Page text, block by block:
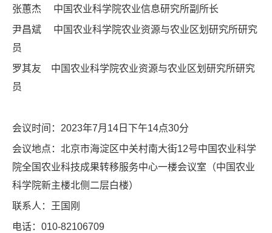
张蕙杰 中国农业科学院农业信息研究所副所长
尹昌斌 中国农业科学院农业资源与农业区划研究所研究
员
罗其友 中国农业科学院农业资源与农业区划研究所研究
员
会议时间：2023年7月14日下午14点30分
会议地点：北京市海淀区中关村南大街12号中国农业科学
院全国农业科技成果转移服务中心一楼会议室（中国农业
科学院新主楼北侧二层白楼）
联系人：王国刚
电话：010-82106709